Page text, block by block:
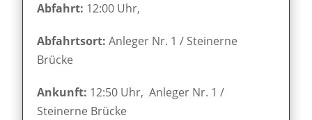
Abfahrt: 12:00 Uhr,
Abfahrtsort:Anleger Nr. 1 / Steinerne
Brücke
Ankunft: 12:50 Uhr, Anleger Nr. 1 /
Steinerne Brücke